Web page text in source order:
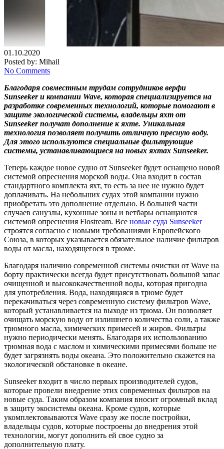
01.10.2020
Posted by: Mihail
No Comments
Благодаря совместным трудам сотрудников верфи
Sunseeker и компании Wave, которая специализируется на
разработке современных технологий, которые помогают в
защите экологической системы, владельцы яхт от
Sunseeker получат дополнение к яхте. Уникальная
технология позволяет получить отличную пресную воду.
Для этого используются специальные фильтрующие
системы, устанавливающиеся на новых яхтах Sunseeker.
Теперь каждое новое судно от Sunseeker будет оснащено новой
системой опреснения морской воды. Она входит в состав
стандартного комплекта яхт, то есть за нее не нужно будет
доплачивать. На небольших судах этой компании нужно
приобретать это дополнение отдельно. В большей части
случаев санузлы, кухонные зоны и ветбары оснащаются
системой опреснения Flostream. Все новые суда Sunseeker
строятся согласно с новыми требованиями Европейского
Союза, в которых указывается обязательное наличие фильтров
воды от масла, находящегося в трюме.
Благодаря наличию современной системы очистки от Wave на
борту практически всегда будет присутствовать большой запас
очищенной и высококачественной воды, которая пригодна
для употребления. Вода, находящаяся в трюме будет
перекачиваться через современную систему фильтров Wave,
который устанавливается на выходе из трюма. Он позволяет
очищать морскую воду от излишнего количества соли, а также
трюмного масла, химических примесей и жиров. Фильтры
нужно периодически менять. Благодаря их использованию
трюмная вода с маслом и химическими примесями больше не
будет загрязнять воды океана. Это положительно скажется на
экологической обстановке в океане.
Sunseeker входит в число первых производителей судов,
которые провели внедрение этих современных фильтров на
новые суда. Таким образом компания вносит огромный вклад
в защиту экосистемы океана. Кроме судов, которые
укомплектовываются Wave сразу же после постройки,
владельцы судов, которые построены до внедрения этой
технологии, могут дополнить ей свое судно за
дополнительную плату.